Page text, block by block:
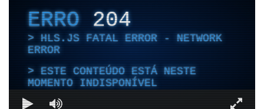
ERRO204
HLS.JS FATAL ERROR - NETWORK
ERROR
ESTE CONTEÚDO ESTÁ NESTE
MOMENTO INDISPONÍVEL